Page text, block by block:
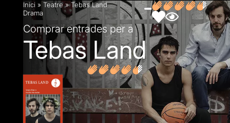
Inici » Teatre»Tebas Land
Drama
Comprar entrades per a
Tebas Land